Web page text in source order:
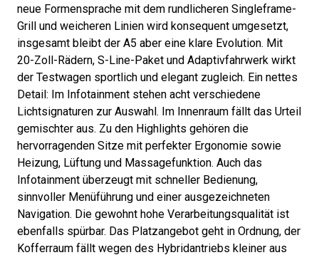
neue Formensprache mit dem rundlicheren Singleframe-
Grill und weicheren Linien wird konsequent umgesetzt,
insgesamt bleibt der A5 aber eine klare Evolution. Mit
20-Zoll-Rädern, S-Line-Paket und Adaptivfahrwerk wirkt
der Testwagen sportlich und elegant zugleich. Ein nettes
Detail: Im Infotainment stehen acht verschiedene
Lichtsignaturen zur Auswahl. Im Innenraum fällt das Urteil
gemischter aus. Zu den Highlights gehören die
hervorragenden Sitze mit perfekter Ergonomie sowie
Heizung, Lüftung und Massagefunktion. Auch das
Infotainment überzeugt mit schneller Bedienung,
sinnvoller Menüführung und einer ausgezeichneten
Navigation. Die gewohnt hohe Verarbeitungsqualität ist
ebenfalls spürbar. Das Platzangebot geht in Ordnung, der
Kofferraum fällt wegen des Hybridantriebs kleiner aus